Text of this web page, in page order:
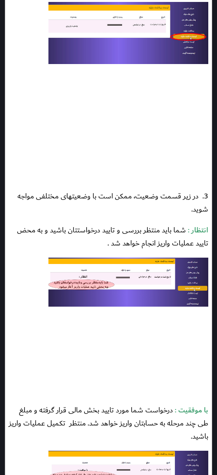
3. در زیر قسمت وضعیت، ممکن است با وضعیتهای مختلفی مواجه
شوید.
انتظار:شما باید منتظر بررسی و تایید درخواستتان باشید و به محض
تایید عملیات واریز انجام خواهد شد .
با موفقیت:درخواست شما مورد تایید بخش مالی قرار گرفته و مبلغ
طی چند مرحله به حسابتان واریز خواهد شد. منتظر تکمیل عملیات واریز
باشید.